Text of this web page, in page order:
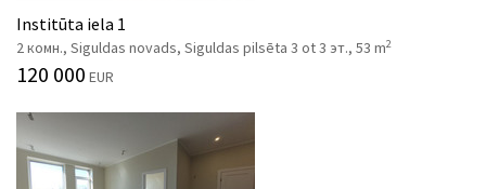
Institūta iela 1
2 комн., Siguldas novads, Siguldas pilsēta 3 ot 3 эт., 53 m2
120 000 EUR